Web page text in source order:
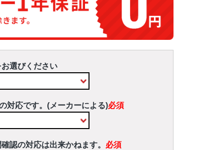
選びください
対応です。(メーカーによる)必須
認の対応は出来かねます。 必須